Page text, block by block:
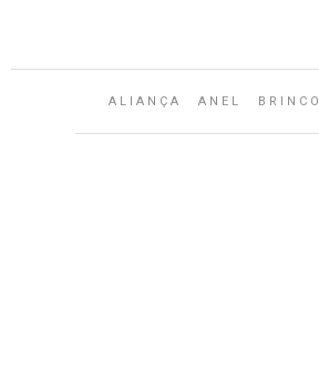
ALIANÇA ANEL BRINCO